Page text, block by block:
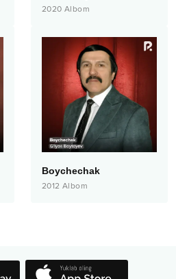
2020 Albom
Boychechak
2012 Albom